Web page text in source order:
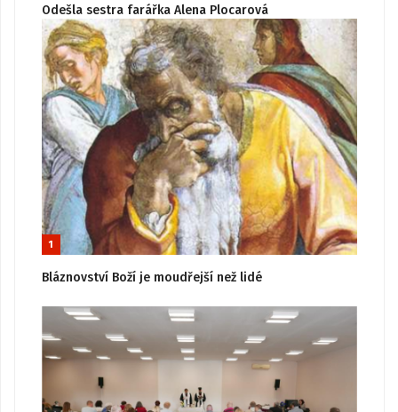
Odešla sestra farářka Alena Plocarová
1
Bláznovství Boží je moudřejší než lidé